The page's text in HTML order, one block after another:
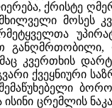
ქრისტე
მოსეს
განღმრთობილი,
კვერთხის
ქვეყნიური
ცრემლის